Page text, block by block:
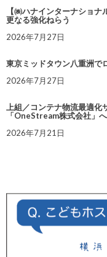
【㈱ハナインターナショ
更なる強化ねらう
2026年7月27日
東京ミッドタウン八重洲で
2026年7月27日
上組／コンテナ物流最適化
「OneStream株式会社」
2026年7月21日